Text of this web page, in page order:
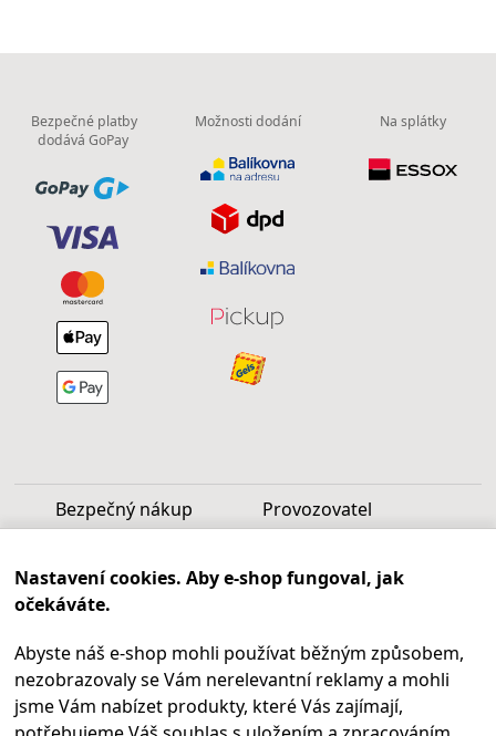
Bezpečné platby
dodává GoPay
Možnosti dodání Na splátky
Bezpečný nákup Provozovatel
Infolinka
Po - Pá 9.00 - 17.00
+420469 621 252
Nastavení cookies. Aby e-shop fungoval, jak
očekáváte.
Abyste náš e-shop mohli používat běžným způsobem,
nezobrazovaly se Vám nerelevantní reklamy a mohli
jsme Vám nabízet produkty, které Vás zajímají,